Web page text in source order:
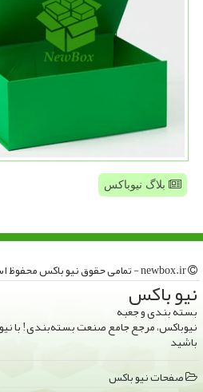
بلاگ نیوباکس
نیو باكس
بسته بندی و جعبه
نیوباکس، مرجع جامع صنعت بسته‌بندی! با
باشید
صفحات نیو باكس